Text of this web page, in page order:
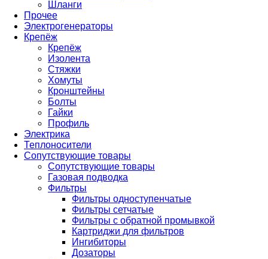
Шланги
Прочее
Электрогенераторы
Крепёж
Крепёж
Изолента
Стяжки
Хомуты
Кронштейны
Болты
Гайки
Профиль
Электрика
Теплоносители
Сопутствующие товары
Сопутствующие товары
Газовая подводка
Фильтры
Фильтры одноступенчатые
Фильтры сетчатые
Фильтры с обратной промывкой
Картриджи для фильтров
Ингибиторы
Дозаторы